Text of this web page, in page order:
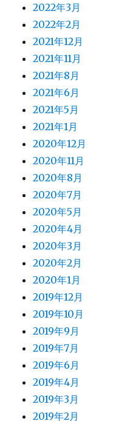
2022年3月
2022年2月
2021年12月
2021年11月
2021年8月
2021年6月
2021年5月
2021年1月
2020年12月
2020年11月
2020年8月
2020年7月
2020年5月
2020年4月
2020年3月
2020年2月
2020年1月
2019年12月
2019年10月
2019年9月
2019年7月
2019年6月
2019年4月
2019年3月
2019年2月